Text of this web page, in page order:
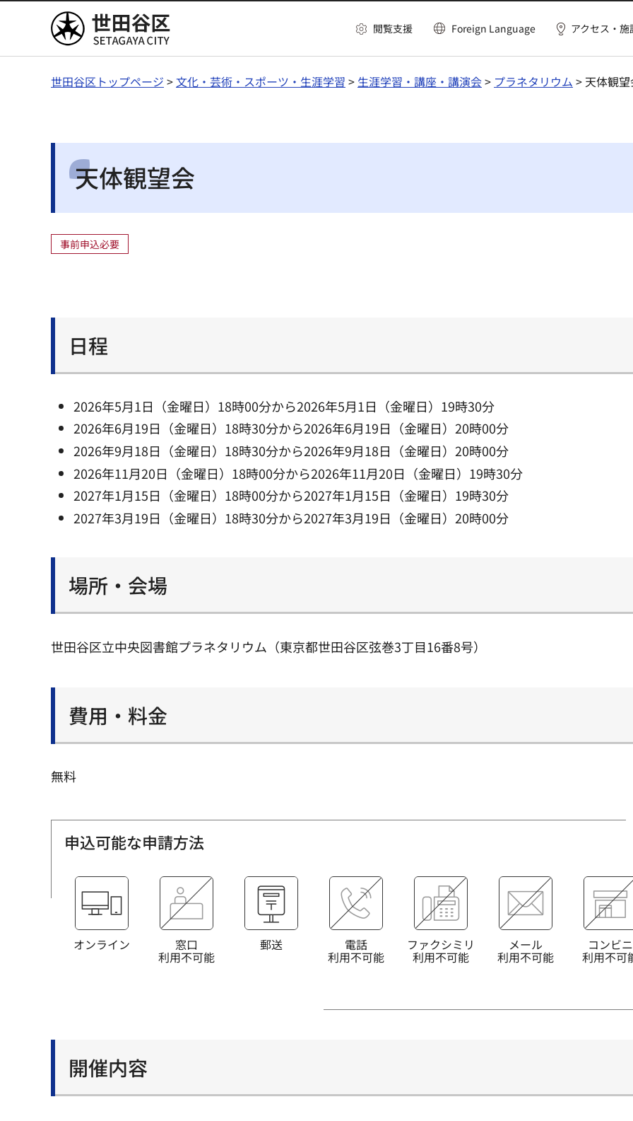
世田谷区 閲覧支援 Foreign Language アクセス・施
世田谷区トップページ >文化・芸術・スポーツ・生涯学習 > 生涯学習・講座・講演会> プラネタリウム > 天体観
天体観望会
事前申込必要
日程
2026年5月1日（金曜日）18時00分から2026年5月1日（金曜日）19時30分
2026年6月19日（金曜日）18時30分から2026年6月19日（金曜日）20時00分
2026年9月18日（金曜日）18時30分から2026年9月18日（金曜日）20時00分
2026年11月20日（金曜日）18時00分から2026年11月20日（金曜日）19時30分
2027年1月15日（金曜日）18時00分から2027年1月15日（金曜日）19時30分
2027年3月19日（金曜日）18時30分から2027年3月19日（金曜日）20時00分
場所・会場
世田谷区立中央図書館プラネタリウム（東京都世田谷区弦巻3丁目16番8号）
費用・料金
無料
申込可能な申請方法
オンライン 窓口
利用不可能
郵送 電話
利用不可能
ファクシミリ
利用不可能
メール
利用不可能
コンビニ
利用不可
開催内容